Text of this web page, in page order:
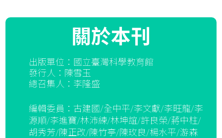
關於本刊
出版單位：國立臺灣科學教育館
發行人：陳雪玉
總召集人：李隆盛
編輯委員：古建國/全中平/李文獻/李旺龍/李
源順/李進寶/林沛練/林坤誼/許良榮/蔣中柱/
胡秀芳/陳正改/陳竹亭/陳玫良/楊水平/游森